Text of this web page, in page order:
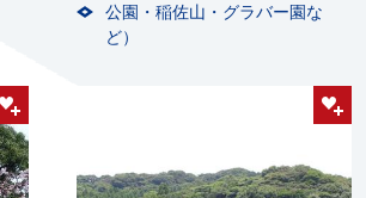
公園・稲佐山・グラバー園な
ど）